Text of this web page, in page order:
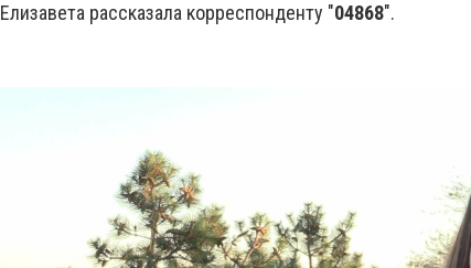
Елизавета рассказала корреспонденту "04868".